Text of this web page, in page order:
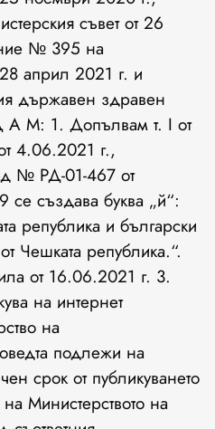
съвет от 26
№ 395 на
април 2021 г. и
държавен здравен
М: 1. Допълвам т. I от
4.06.2021 г.,
№ РД-01-467 от
се създава буква „й“:
република и български
Чешката република.“.
от 16.06.2021 г. 3.
на интернет
на
подлежи на
срок от публикуването
Министерството на